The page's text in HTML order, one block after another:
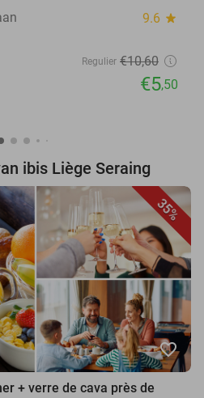
9.6 star
Regulier €10,60
€5,50
ibis Liège Seraing
35%
favorite_border
+ verre de cava près de